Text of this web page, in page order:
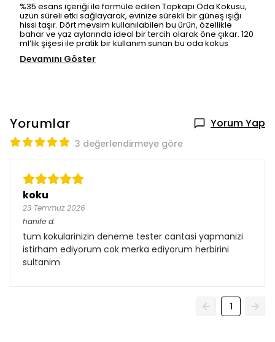
%35 esans içeriği ile formüle edilen Topkapı Oda Kokusu,
uzun süreli etki sağlayarak, evinize sürekli bir güneş ışığı
hissi taşır. Dört mevsim kullanılabilen bu ürün, özellikle
bahar ve yaz aylarında ideal bir tercih olarak öne çıkar. 120
ml’lik şişesi ile pratik bir kullanım sunan bu oda kokus
Devamını Göster
Yorumlar Yorum Yap
3 değerlendirmeye göre
koku
23 Temmuz 2026
hanife d.
tum kokularinizin deneme tester cantasi yapmanizi
istirham ediyorum cok merka ediyorum herbirini
sultanim
1